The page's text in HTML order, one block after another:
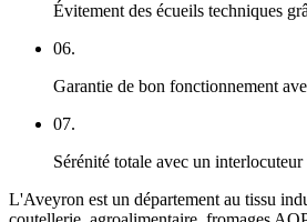
Évitement des écueils techniques
06.
Garantie de bon fonctionnement
07.
Sérénité totale avec un
L'Aveyron est un département au tissu